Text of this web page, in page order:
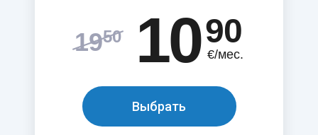
1950 1090
€/мес.
Выбрать